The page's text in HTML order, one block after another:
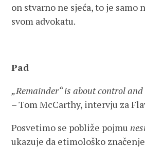
on stvarno ne sjeća, to je samo
svom advokatu.
Pad
„Remainder“ is about control and
– Tom McCarthy, intervju za
Posvetimo se pobliže pojmu
ukazuje da etimološko